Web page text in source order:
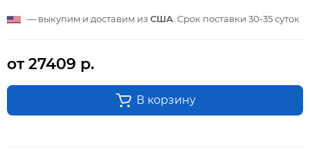
— выкупим и доставим из США . Срок поставки 30-35 суток
от 27409 р.
В корзину